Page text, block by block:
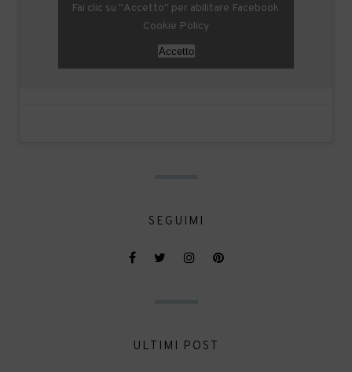
Fai clic su "Accetto" per abilitare Facebook
Cookie Policy
Accetto
SEGUIMI
ULTIMI POST